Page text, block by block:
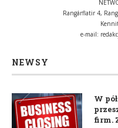
Rangárflatir 4,
e-mail:
NEWSY
W
firm.